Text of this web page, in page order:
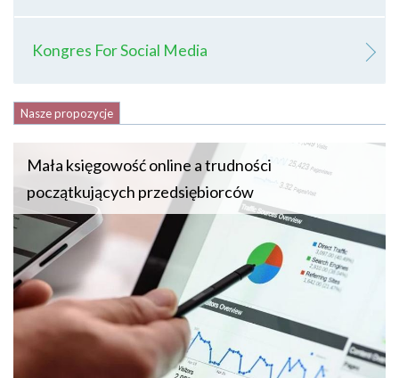
Kongres For Social Media
Nasze propozycje
Mała księgowość online a trudności
początkujących przedsiębiorców